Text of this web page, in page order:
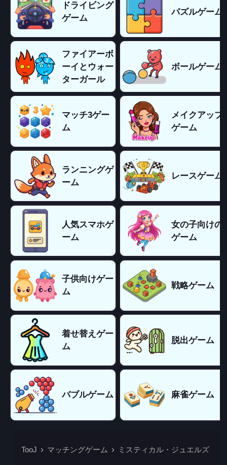
ドライビング
ゲーム
パズルゲーム
ファイアーボ
ーイとウォー
ターガール
ボールゲーム
マッチ3ゲー
ム
メイクアップ
ゲーム
ランニングゲ
ーム
レースゲーム
人気スマホゲ
ーム
女の子向けの
ゲーム
子供向けゲー
ム
戦略ゲーム
着せ替えゲー
ム
脱出ゲーム
バブルゲーム 麻雀ゲーム
TooJ マッチングゲーム ミスティカル・ジュエルズ